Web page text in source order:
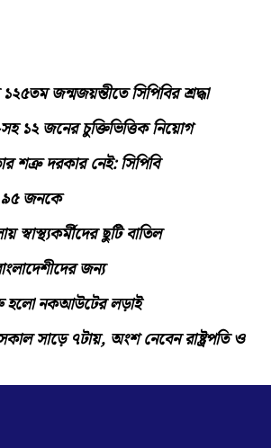
জন্মজয়ন্তীতে সিপিবির শ্রদ্ধা
১২ জনের চুক্তিভিত্তিক নিয়োগ
শত্রু দরকার নেই: সিপিবি
৯৫ জনকে
ছুটি বাতিল
জন্য
হলো নকআউটের লড়াই
সাড়ে ৭টায়, অংশ নেবেন রাষ্ট্রপতি ও